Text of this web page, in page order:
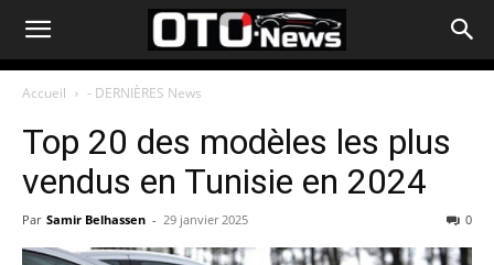
Accueil - DERNIÈRES News
Top 20 des modèles les plus
vendus en Tunisie en 2024
Par Samir Belhassen - 29 janvier 2025 0